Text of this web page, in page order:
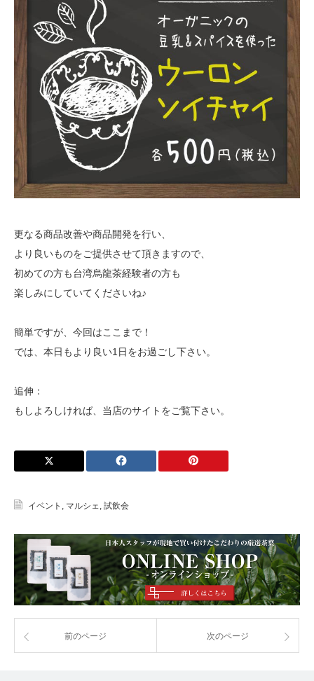
更なる商品改善や商品開発を行い、
より良いものをご提供させて頂きますので、
初めての方も台湾烏龍茶経験者の方も
楽しみにしていてくださいね♪
簡単ですが、今回はここまで！
では、本日もより良い1日をお過ごし下さい。
追伸：
もしよろしければ、当店のサイトをご覧下さい。
イベント , マルシェ, 試飲会
前のページ 次のページ